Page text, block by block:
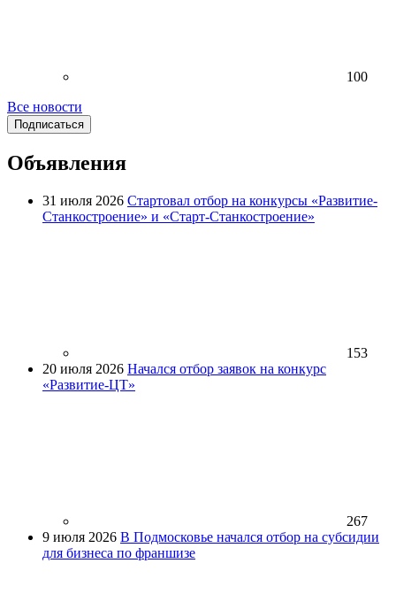
100
Все новости
Подписаться
Объявления
31 июля 2026 Стартовал отбор на конкурсы «Развитие-
Станкостроение» и «Старт-Станкостроение»
153
20 июля 2026 Начался отбор заявок на конкурс
«Развитие-ЦТ»
267
9 июля 2026 В Подмосковье начался отбор на субсидии
для бизнеса по франшизе